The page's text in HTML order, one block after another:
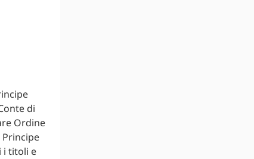
di
Ordine
Principe
i titoli e